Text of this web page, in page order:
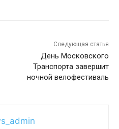
Следующая статья
День Московского
Транспорта завершит
ночной велофестиваль